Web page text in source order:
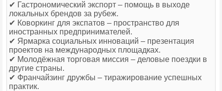
✔ Гастрономический экспорт – помощь в выходе
локальных брендов за рубеж.
✔ Коворкинг для экспатов – пространство для
иностранных предпринимателей.
✔ Ярмарка социальных инноваций – презентация
проектов на международных площадках.
✔ Молодёжная торговая миссия – деловые поездки в
другие страны.
✔ Франчайзинг дружбы – тиражирование успешных
практик.